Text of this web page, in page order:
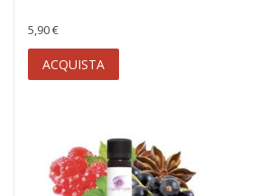
5,90 €
ACQUISTA